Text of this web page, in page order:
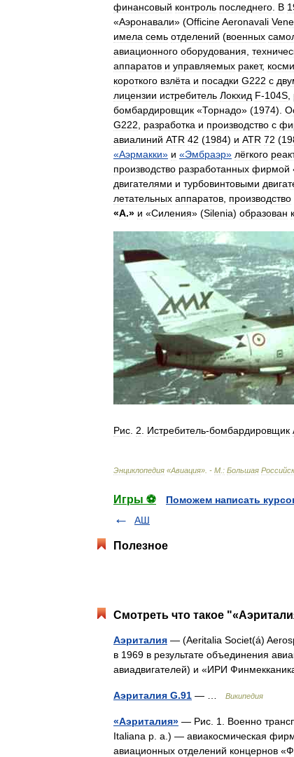
финансовый контроль последнего В
«Аэронавали» (OfficineAeronavali
имела семь отделений (военных
авиационного оборудования
аппаратов и управляемых ракет,
короткого взлёта и посадки G222 с
лицензии истребитель Локхид F-104S
бомбардировщик «Торнадо» (1974).
G222
разработка и производство с
авиалиний ATR 42 (1984) и ATR 72 (
«Аэрмакки» и «Эмбраэр» лёгкого
производство разработанных фирмой
двигателями и турбовинтовыми
летательных аппаратов производство
«А.» и «Силения» (Silenia) образован
Рис 2 Истребитель-бомбардировщик
Энциклопедия «Авиация». - М : Большая
Игры ⚽
Поможем написать
АШ
Полезное
Смотреть что такое
Аэриталия — (Aeritalia Societ(á)
в 1969 в результате объединения
авиадвигателей) и «ИРИ
Аэриталия G.91 — … Википедия
«Аэриталия» — Рис. 1. Военно
Italiana p. a.) — авиакосмическая
авиационных отделений концернов